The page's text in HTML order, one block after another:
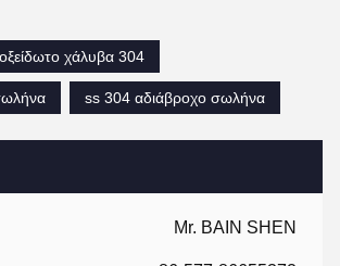
Mr. BAIN SHEN
χάλυβα 304
ss 304 αδιάβροχο σωλήνα